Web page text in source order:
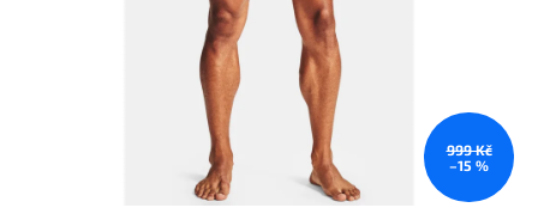
999 Kč
–15 %